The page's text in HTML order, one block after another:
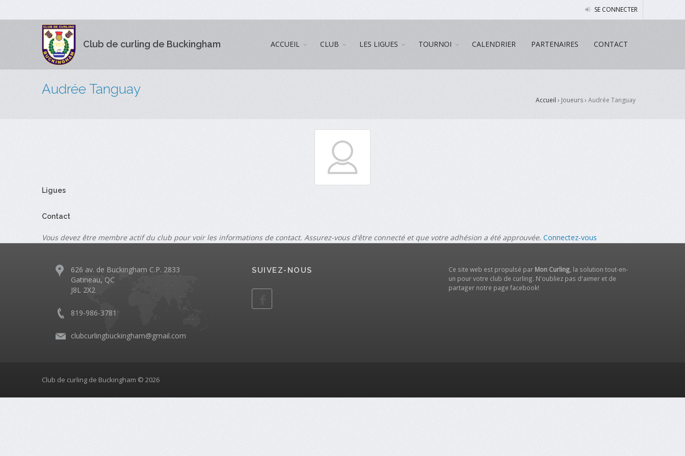
SE CONNECTER
Club de curling de Buckingham ACCUEIL CLUB LES LIGUES TOURNOI CALENDRIER PARTENAIRES CONTACT
Audrée Tanguay
Accueil › Joueurs › Audrée Tanguay
Ligues
Contact
Vous devez être membre actif du club pour voir les informations de contact. Assurez-vous d'être connecté et que votre adhésion a été approuvée. Connectez-vous
626 av. de Buckingham C.P. 2833
Gatineau, QC
J8L 2X2
819-986-3781
clubcurlingbuckingham@gmail.com
SUIVEZ-NOUS Ce site web est propulsé par Mon Curling, la solution tout-en-
un pour votre club de curling. N'oubliez pas d'aimer et de
partager notre page facebook!
Club de curling de Buckingham © 2026